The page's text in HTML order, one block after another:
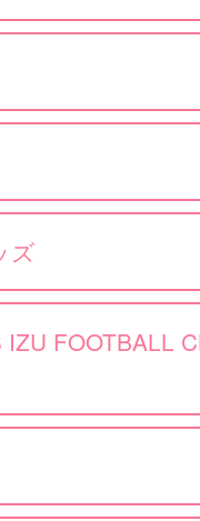
ズ
FOOTBALL